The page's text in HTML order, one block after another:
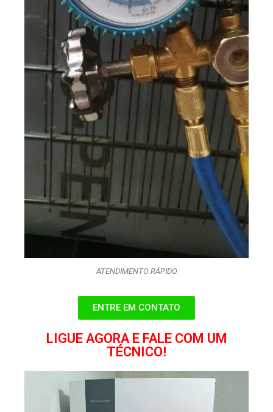
ATENDIMENTO RÁPIDO
ENTRE EM CONTATO
LIGUE AGORA E FALE COM UM
TÉCNICO!